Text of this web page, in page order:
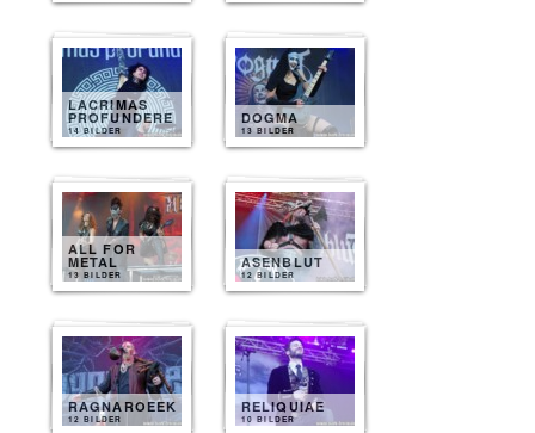
LACRIMAS
PROFUNDERE
14 BILDER
DOGMA
13 BILDER
ALL FOR
METAL
13 BILDER
ASENBLUT
12 BILDER
RAGNAROEEK
12 BILDER
RELIQUIAE
10 BILDER